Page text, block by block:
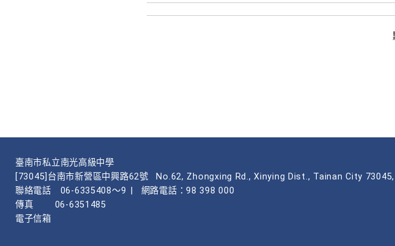
臺南市私立南光高級中學
[73045]台南市新營區中興路62號
No.62, Zhongxing Rd., Xinying Dist., Tainan City 73045,
聯絡電話
06-6335408～9
網路電話：98 398 000
傳真
06-6351485
電子信箱